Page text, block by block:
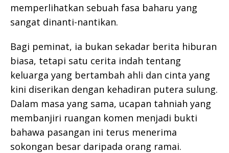
memperlihatkan sebuah fasa baharu yang
sangat dinanti-nantikan.
Bagi peminat, ia bukan sekadar berita hiburan
biasa, tetapi satu cerita indah tentang
keluarga yang bertambah ahli dan cinta yang
kini diserikan dengan kehadiran putera sulung.
Dalam masa yang sama, ucapan tahniah yang
membanjiri ruangan komen menjadi bukti
bahawa pasangan ini terus menerima
sokongan besar daripada orang ramai.